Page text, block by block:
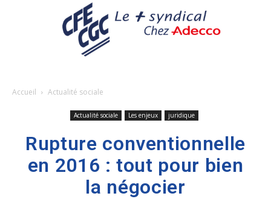
Accueil Actualité sociale
Actualité sociale Les enjeux juridique
Rupture conventionnelle
en 2016 : tout pour bien
la négocier